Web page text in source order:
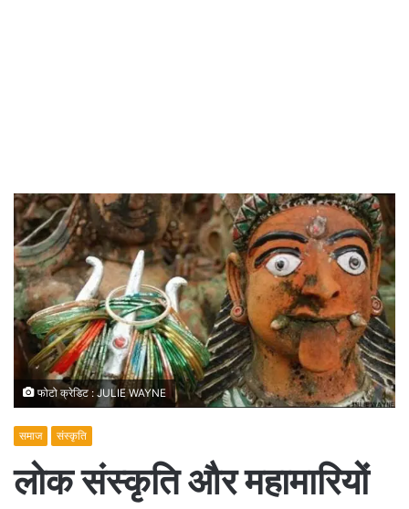
फोटो क्रेडिट : JULIE WAYNE
समाज संस्कृति
लोक संस्कृति और महामारियों